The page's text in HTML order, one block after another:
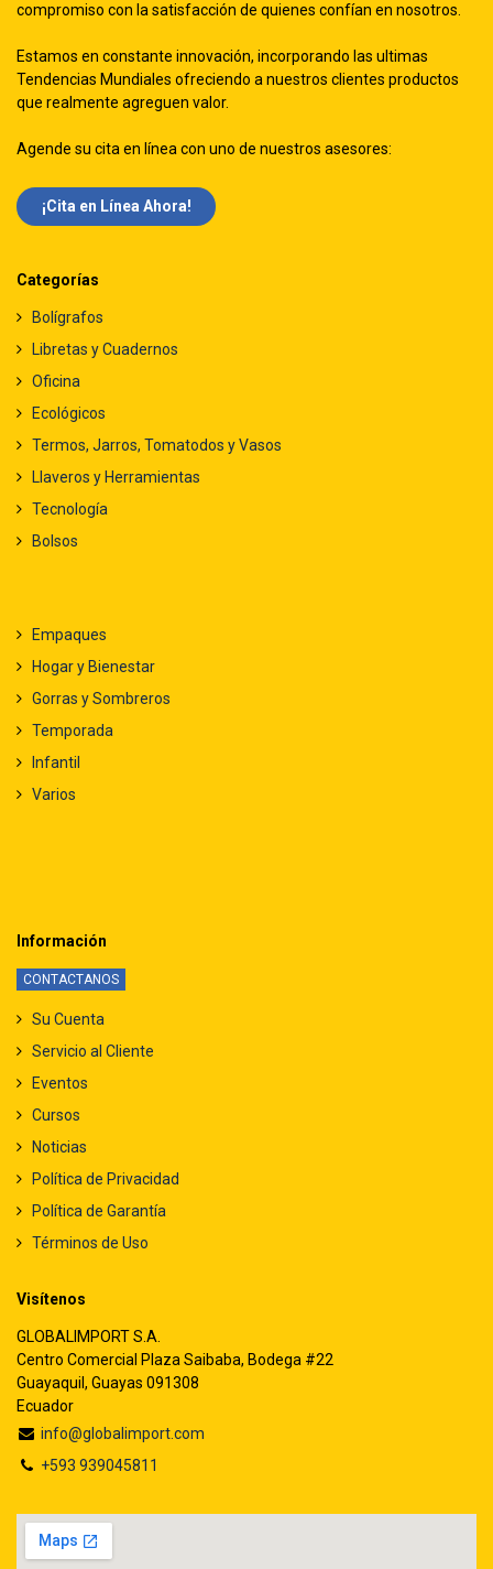
compromiso con la satisfacción de quienes confían en nosotros.
Estamos en constante innovación, incorporando las ultimas
Tendencias Mundiales ofreciendo a nuestros clientes productos
que realmente agreguen valor.
Agende su cita en línea con uno de nuestros asesores:
¡Cita en Línea Ah​​ora!
Categorías
Bolígrafos
Libretas y Cuadernos
Oficina
Ecológicos
Termos, Jarros, Tomatodos y Vasos
Llaveros y Herramientas
Tecnología
Bolsos
Empaques
Hogar y Bienestar
Gorras y Sombreros
Temporada
Infantil
Varios
Información
CONTACTANOS
Su Cuenta
Servicio al Cliente
Eventos
Cursos
Noticias
Política de Privacidad
Política de Garantía
Términos de Uso
Visítenos
GLOBALIMPORT S.A.
Centro Comercial Plaza Saibaba, Bodega #22
Guayaquil, Guayas 091308
Ecuador
info@globalimport.com
+593 939045811